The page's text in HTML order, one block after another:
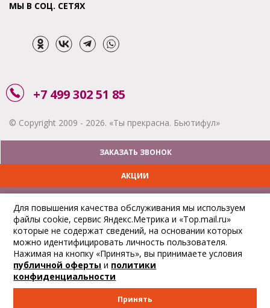
МЫ В СОЦ. СЕТЯХ
+7 499 302 51 85
© Copyright 2009 - 2026. «Ты прекрасна. Бьютифул»
ЗАКАЗАТЬ ЗВОНОК
АКЦИИ
ОПЛАТА
ОТСЛЕДИТЬ ЗАКАЗ
Для повышения качества обслуживания мы используем
файлы cookie, сервис Яндекс.Метрика и «Top.mail.ru»
которые не содержат сведений, на основании которых
можно идентифицировать личность пользователя.
Нажимая на кнопку «Принять», вы принимаете условия
публичной оферты и политики
конфиденциальности
Принять